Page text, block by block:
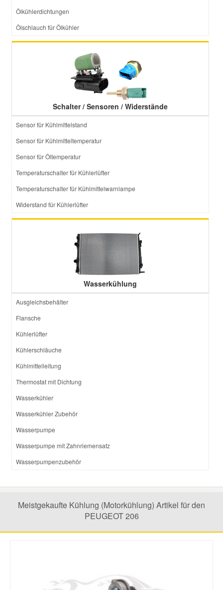
Ölkühlerdichtungen
Ölschlauch für Ölkühler
Schalter / Sensoren / Widerstände
Sensor für Kühlmittelstand
Sensor für Kühlmitteltemperatur
Sensor für Öltemperatur
Temperaturschalter für Kühlerlüfter
Temperaturschalter für Kühlmittelwarnlampe
Widerstand für Kühlerlüfter
Wasserkühlung
Ausgleichsbehälter
Flansche
Kühlerlüfter
Kühlerschläuche
Kühlmittelleitung
Thermostat mit Dichtung
Wasserkühler
Wasserkühler Zubehör
Wasserpumpe
Wasserpumpe mit Zahnriemensatz
Wasserpumpenzubehör
Meistgekaufte Kühlung (Motorkühlung) Artikel für den
PEUGEOT 206
Vauxhall Ersatzteile
Volvo Ersatzteile